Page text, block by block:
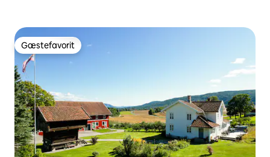
Gæstefavorit
Gæstefavorit